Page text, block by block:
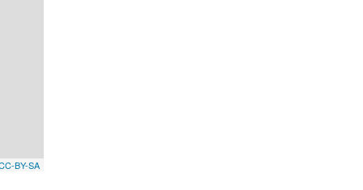
BY-SA